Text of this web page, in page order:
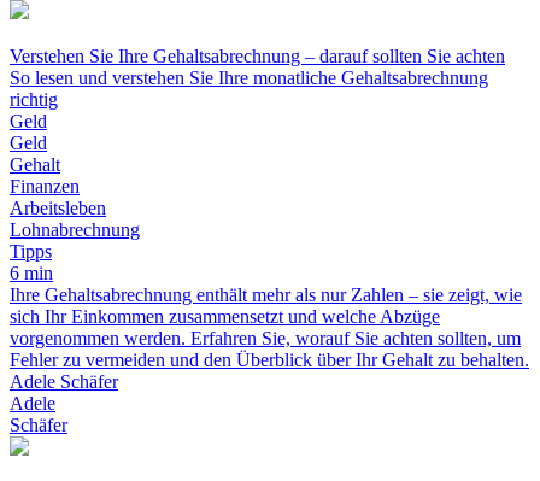
Verstehen Sie Ihre Gehaltsabrechnung – darauf sollten Sie achten
So lesen und verstehen Sie Ihre monatliche Gehaltsabrechnung
richtig
Geld
Geld
Gehalt
Finanzen
Arbeitsleben
Lohnabrechnung
Tipps
6 min
Ihre Gehaltsabrechnung enthält mehr als nur Zahlen – sie zeigt, wie
sich Ihr Einkommen zusammensetzt und welche Abzüge
vorgenommen werden. Erfahren Sie, worauf Sie achten sollten, um
Fehler zu vermeiden und den Überblick über Ihr Gehalt zu behalten.
Adele Schäfer
Adele
Schäfer